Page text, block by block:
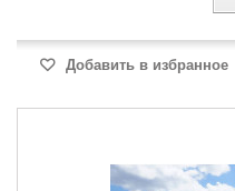
Добавить в избранное